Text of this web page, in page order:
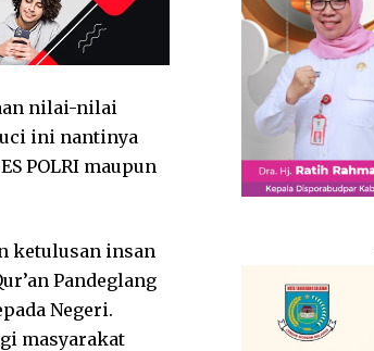
nilai-nilai
ini nantinya
POLRI maupun
ketulusan insan
Pandeglang
Negeri.
masyarakat